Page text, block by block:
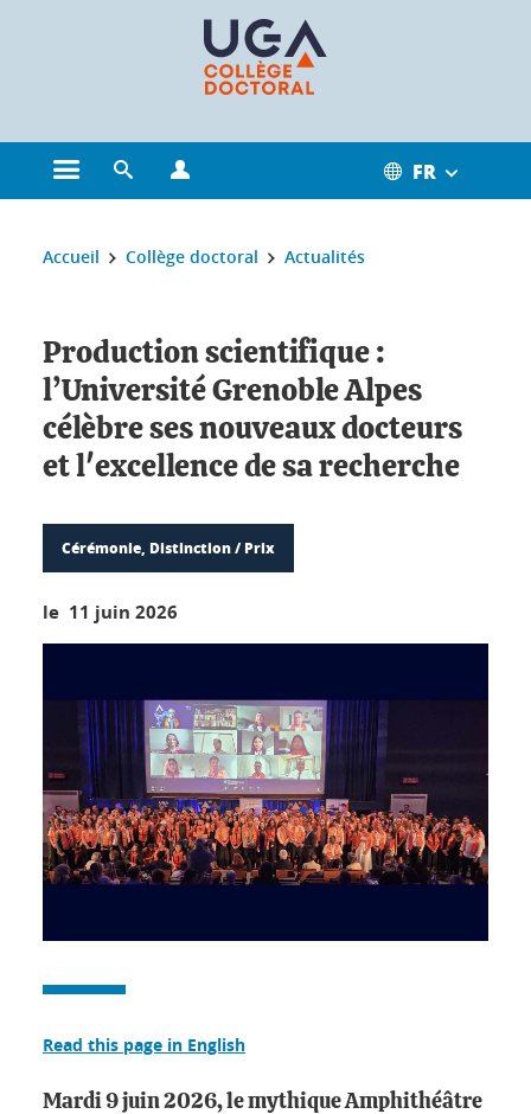
Ouvrir le menu principal
Ouvrir le moteur de recherche FR
Vous êtes ici :
Accueil Collège doctoral Actualités
Production scientifique :
l’Université Grenoble Alpes
célèbre ses nouveaux docteurs
et l'excellence de sa recherche
Cérémonie, Distinction / Prix
le 11 juin 2026
Read this page in English
Mardi 9 juin 2026, le mythique Amphithéâtre